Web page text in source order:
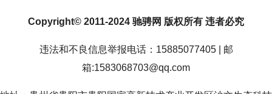
Copyright© 2011-2024 驰骋网 版权所有 违者必究
违法和不良信息举报电话：15885077405 | 邮
箱:1583068703@qq.com